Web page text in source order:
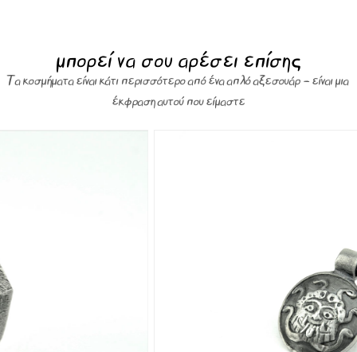
μπορεί να σου αρέσει επίσης
Τα κοσμήματα είναι κάτι περισσότερο από ένα απλό αξεσουάρ – είναι μια
έκφραση αυτού που είμαστε